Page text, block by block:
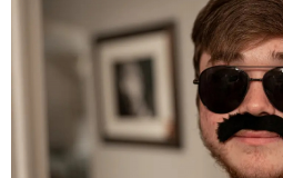
Đảng
Tổ chức nhân sự
Nhận diện sự thật